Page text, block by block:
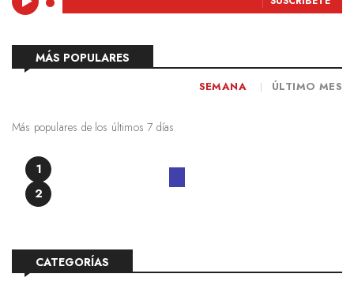
MÁS POPULARES
SEMANA ÚLTIMO MES
Más populares de los últimos 7 días
1
2
CATEGORÍAS